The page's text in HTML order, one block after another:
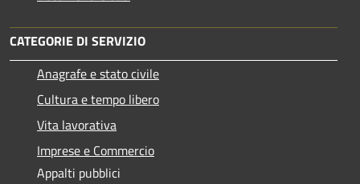
CATEGORIE DI SERVIZIO
Anagrafe e stato civile
Cultura e tempo libero
Vita lavorativa
Imprese e Commercio
Appalti pubblici